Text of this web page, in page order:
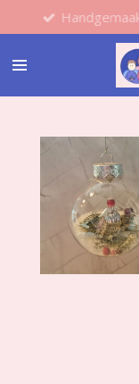
direct
naar
hoofdinhoud